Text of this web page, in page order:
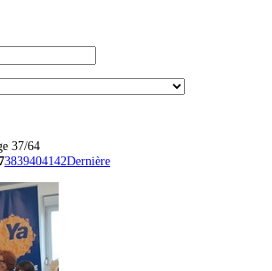
37/64
3839404142Dernière